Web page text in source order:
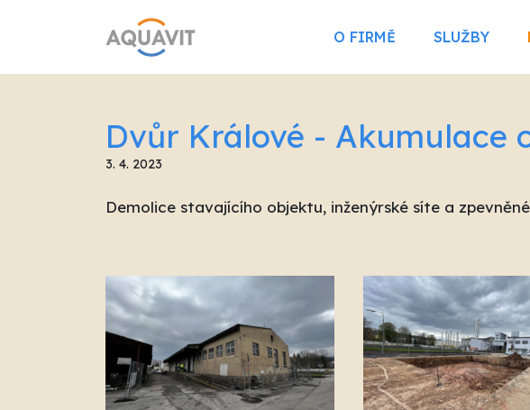
O FIRMĚ SLUŽBY
Dvůr Králové - Akumulace
3. 4. 2023
Demolice stavajícího objektu, inženýrské síte a